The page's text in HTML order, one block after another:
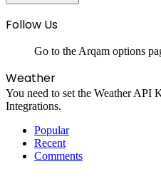
Follow Us
Go to the Arqam options
Weather
You need to set the Weather API
Integrations.
Popular
Recent
Comments